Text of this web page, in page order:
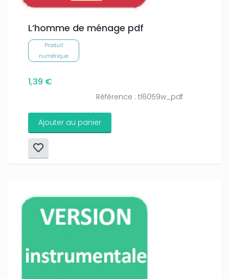
L’homme de ménage pdf
Produit
numérique
1,39 €
Référence : tl6059w_pdf
Ajouter au panier